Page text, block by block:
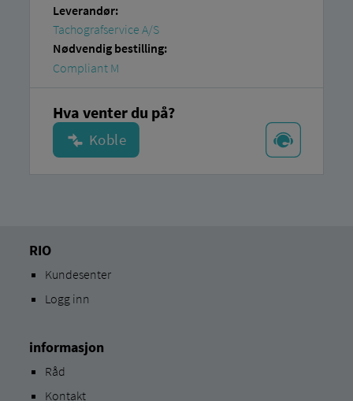
Leverandør:
Tachografservice A/S
Nødvendig bestilling:
Compliant M
Hva venter du på?
RIO
Kundesenter
Logg inn
informasjon
Råd
Kontakt